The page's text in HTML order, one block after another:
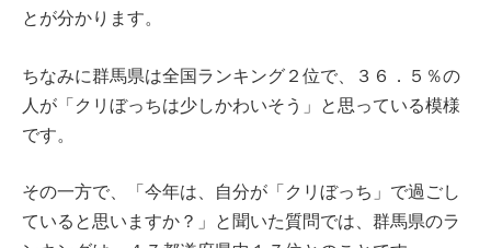
とが分かります。
ちなみに群馬県は全国ランキング２位で、３６．５％の
人が「クリぼっちは少しかわいそう」と思っている模様
です。
その一方で、「今年は、自分が「クリぼっち」で過ごし
ていると思いますか？」と聞いた質問では、群馬県のラ